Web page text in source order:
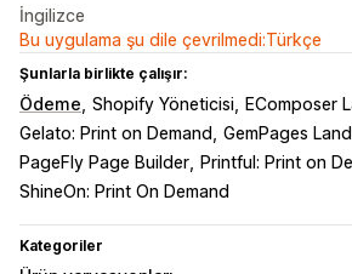
İngilizce
Bu uygulama şu dile çevrilmedi:Türkçe
Şunlarla birlikte çalışır:
Ödeme Shopify Yöneticisi
EComposer
Gelato: Print on Demand
GemPages
PageFly Page Builder
Printful: Print on
ShineOn: Print On Demand
Kategoriler